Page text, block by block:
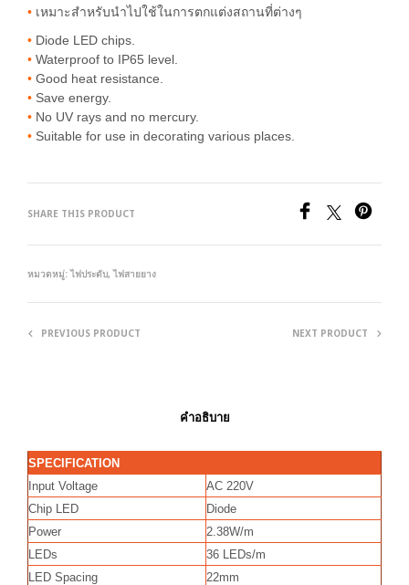
• เหมาะสำหรับนำไปใช้ในการตกแต่งสถานที่ต่างๆ
• Diode LED chips.
• Waterproof to IP65 level.
• Good heat resistance.
• Save energy.
• No UV rays and no mercury.
• Suitable for use in decorating various places.
SHARE THIS PRODUCT
หมวดหมู่:ไฟประดับ,ไฟสายยาง
PREVIOUS PRODUCT NEXT PRODUCT
คำอธิบาย
SPECIFICATION
Input Voltage
AC 220V
Chip LED
Diode
Power
2.38W/m
LEDs
36 LEDs/m
LED Spacing
22mm